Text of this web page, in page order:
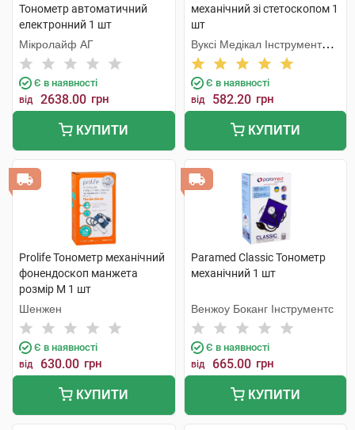
Тонометр автоматичний
електронний 1 шт
Мікролайф AГ
Є в наявності
від 2638.00 грн
КУПИТИ
механічний зі стетоскопом 1
шт
Вуксі Медікал Інструмент
Фекторі
Є в наявності
від 582.20 грн
КУПИТИ
Prolife Тонометр механічний
фонендоскоп манжета
розмір М 1 шт
Шенжен
Є в наявності
від 630.00 грн
КУПИТИ
Paramed Classic Тонометр
механічний 1 шт
Венжоу Боканг Інструментс
Є в наявності
від 665.00 грн
КУПИТИ